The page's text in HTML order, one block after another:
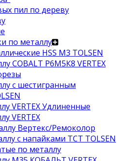
пил по дереву
по металлу
HSS M3 TOLSEN
COBALT Р6М5К8 VERTEX
с шестигранным
VERTEX Удлиненные
VERTEX
Вертекс/Ремоколор
с напайками TCT TOLSEN
по металлу